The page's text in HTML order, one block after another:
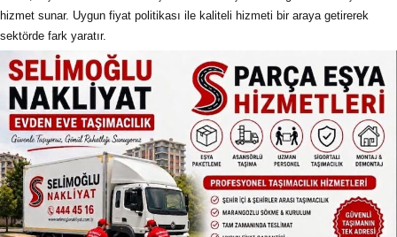
hizmet sunar. Uygun fiyat politikası ile kaliteli hizmeti bir araya getirerek
sektörde fark yaratır.